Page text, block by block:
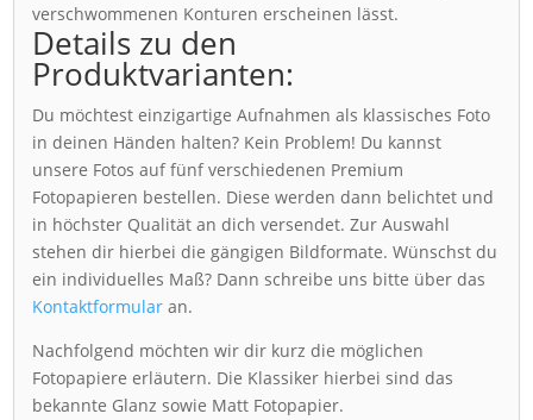
verschwommenen Konturen erscheinen lässt.
Details zu den
Produktvarianten:
Du möchtest einzigartige Aufnahmen als klassisches Foto
in deinen Händen halten? Kein Problem! Du kannst
unsere Fotos auf fünf verschiedenen Premium
Fotopapieren bestellen. Diese werden dann belichtet und
in höchster Qualität an dich versendet. Zur Auswahl
stehen dir hierbei die gängigen Bildformate. Wünschst du
ein individuelles Maß? Dann schreibe uns bitte über das
Kontaktformular an.
Nachfolgend möchten wir dir kurz die möglichen
Fotopapiere erläutern. Die Klassiker hierbei sind das
bekannte Glanz sowie Matt Fotopapier.